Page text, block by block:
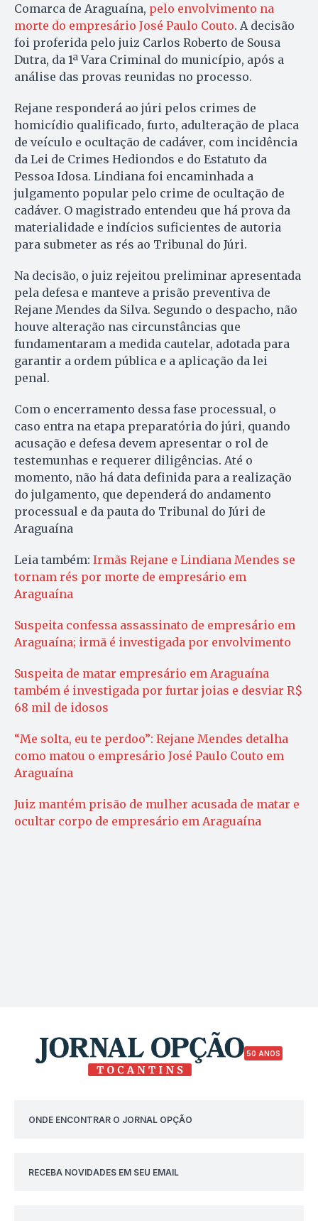
Comarca de Araguaína, pelo envolvimento na
morte do empresário José Paulo Couto. A decisão
foi proferida pelo juiz Carlos Roberto de Sousa
Dutra, da 1ª Vara Criminal do município, após a
análise das provas reunidas no processo.
Rejane responderá ao júri pelos crimes de
homicídio qualificado, furto, adulteração de placa
de veículo e ocultação de cadáver, com incidência
da Lei de Crimes Hediondos e do Estatuto da
Pessoa Idosa. Lindiana foi encaminhada a
julgamento popular pelo crime de ocultação de
cadáver. O magistrado entendeu que há prova da
materialidade e indícios suficientes de autoria
para submeter as rés ao Tribunal do Júri.
Na decisão, o juiz rejeitou preliminar apresentada
pela defesa e manteve a prisão preventiva de
Rejane Mendes da Silva. Segundo o despacho, não
houve alteração nas circunstâncias que
fundamentaram a medida cautelar, adotada para
garantir a ordem pública e a aplicação da lei
penal.
Com o encerramento dessa fase processual, o
caso entra na etapa preparatória do júri, quando
acusação e defesa devem apresentar o rol de
testemunhas e requerer diligências. Até o
momento, não há data definida para a realização
do julgamento, que dependerá do andamento
processual e da pauta do Tribunal do Júri de
Araguaína
Leia também: Irmãs Rejane e Lindiana Mendes se
tornam rés por morte de empresário em
Araguaína
Suspeita confessa assassinato de empresário em
Araguaína; irmã é investigada por envolvimento
Suspeita de matar empresário em Araguaína
também é investigada por furtar joias e desviar R$
68 mil de idosos
“Me solta, eu te perdoo”: Rejane Mendes detalha
como matou o empresário José Paulo Couto em
Araguaína
Juiz mantém prisão de mulher acusada de matar e
ocultar corpo de empresário em Araguaína
50 ANOS
ONDE ENCONTRAR O JORNAL OPÇÃO
RECEBA NOVIDADES EM SEU EMAIL